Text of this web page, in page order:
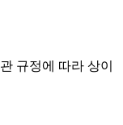
규정에 따라 상이